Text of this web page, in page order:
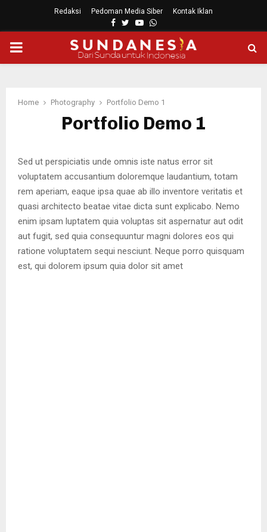
Redaksi Pedoman Media Siber Kontak Iklan
Facebook
TwitterYoutubeWhatsapp
PRIMARY
Home Photography Portfolio Demo 1
Portfolio Demo 1
Sed ut perspiciatis unde omnis iste natus error sit
voluptatem accusantium doloremque laudantium, totam
rem aperiam, eaque ipsa quae ab illo inventore veritatis et
quasi architecto beatae vitae dicta sunt explicabo. Nemo
enim ipsam luptatem quia voluptas sit aspernatur aut odit
aut fugit, sed quia consequuntur magni dolores eos qui
ratione voluptatem sequi nesciunt. Neque porro quisquam
est, qui dolorem ipsum quia dolor sit amet